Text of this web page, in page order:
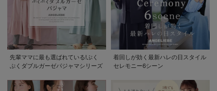
先輩ママに最も選ばれている!ぷく
ぷくダブルガーゼパジャマシリーズ
着回しが効く最新ハレの日スタイル
セレモニー6シーン